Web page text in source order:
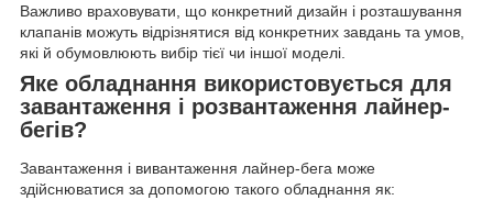
Важливо враховувати, що конкретний дизайн і розташування
клапанів можуть відрізнятися від конкретних завдань та умов,
які й обумовлюють вибір тієї чи іншої моделі.
Яке обладнання використовується для
завантаження і розвантаження лайнер-
бегів?
Завантаження і вивантаження лайнер-бега може
здійснюватися за допомогою такого обладнання як: